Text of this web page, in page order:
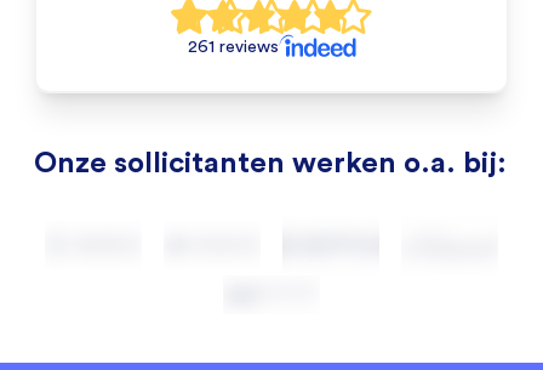
261 reviews
Onze sollicitanten werken o.a. bij: